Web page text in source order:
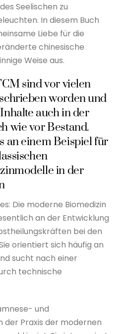
Seelischen zu
In diesem Buch
Liebe für die
chinesische
Weise aus.
sind vor vielen
worden und
auch in der
wie vor Bestand.
an einem Beispiel für
in der
Die moderne Biomedizin
an der Entwicklung
bei den
orientiert sich häufig an
sucht nach einer
technische
und
der Praxis der modernen